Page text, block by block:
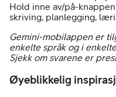
Hold inne av/på-
skriving, planlegging,
Gemini-mobilappen er
enkelte språk og i
Sjekk om svarene er
Øyeblikkelig